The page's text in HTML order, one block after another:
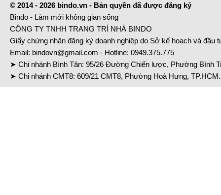
© 2014 - 2026 bindo.vn - Bản quyền đã được đăng ký
Bindo - Làm mới không gian sống
CÔNG TY TNHH TRANG TRÍ NHÀ BINDO
Giấy chứng nhận đăng ký doanh nghiệp do Sở kế hoạch và đầu
Email: bindovn@gmail.com - Hotline: 0949.375.775
➤ Chi nhánh Bình Tân: 95/26 Đường Chiến lược, Phường Bình
➤ Chi nhánh CMT8: 609/21 CMT8, Phường Hoà Hưng,